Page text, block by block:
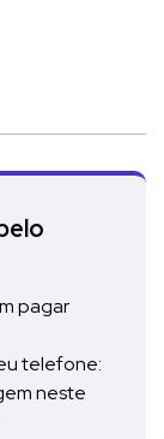
pagar
telefone:
neste